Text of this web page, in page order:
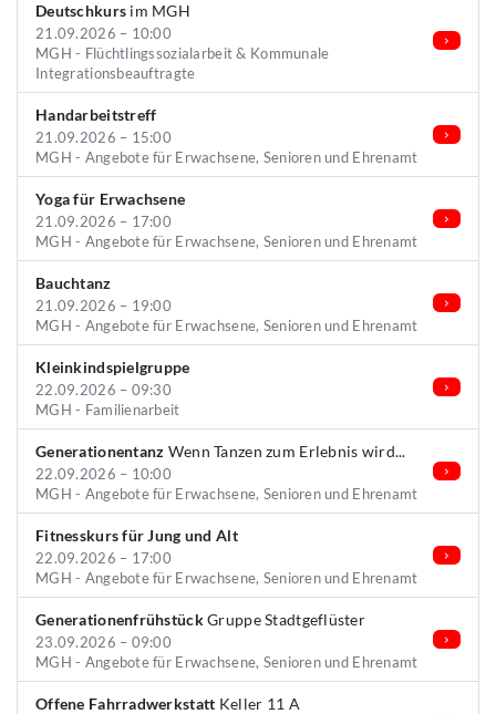
Deutschkurs im MGH
21.09.2026 – 10:00
MGH - Flüchtlingssozialarbeit & Kommunale
Integrationsbeauftragte
Handarbeitstreff
21.09.2026 – 15:00
MGH - Angebote für Erwachsene, Senioren und Ehrenamt
Yoga für Erwachsene
21.09.2026 – 17:00
MGH - Angebote für Erwachsene, Senioren und Ehrenamt
Bauchtanz
21.09.2026 – 19:00
MGH - Angebote für Erwachsene, Senioren und Ehrenamt
Kleinkindspielgruppe
22.09.2026 – 09:30
MGH - Familienarbeit
Generationentanz Wenn Tanzen zum Erlebnis wird...
22.09.2026 – 10:00
MGH - Angebote für Erwachsene, Senioren und Ehrenamt
Fitnesskurs für Jung und Alt
22.09.2026 – 17:00
MGH - Angebote für Erwachsene, Senioren und Ehrenamt
GenerationenfrühstückGruppe Stadtgeflüster
23.09.2026 – 09:00
MGH - Angebote für Erwachsene, Senioren und Ehrenamt
Offene Fahrradwerkstatt Keller 11 A